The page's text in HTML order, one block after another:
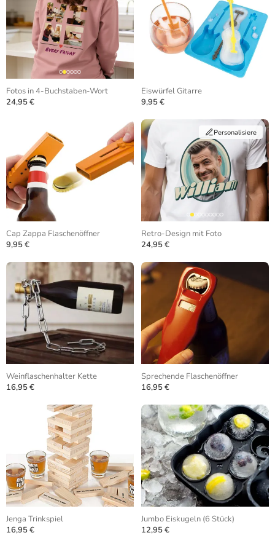
Fotos in 4-Buchstaben-Wort
24,95 €
Eiswürfel Gitarre
9,95 €
Cap Zappa Flaschenöffner
9,95 €
Personalisiere
Retro-Design mit Foto
24,95 €
Weinflaschenhalter Kette
16,95 €
Sprechende Flaschenöffner
16,95 €
Jenga Trinkspiel
16,95 €
Jumbo Eiskugeln (6 Stück)
12,95 €